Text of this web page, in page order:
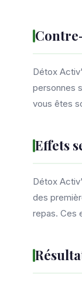
Détox
personnes
vous êtes
Effets
Détox
des
repas. Ces